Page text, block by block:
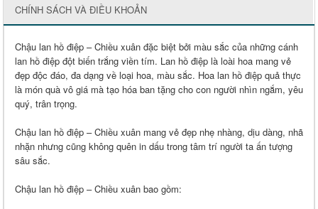
CHÍNH SÁCH VÀ ĐIỀU KHOẢN
Chậu lan hồ điệp – Chiều xuân đặc biệt bởi màu sắc của những cánh
lan hồ điệp đột biến trắng viền tím. Lan hồ điệp là loài hoa mang vẻ
đẹp độc đáo, đa dạng về loại hoa, màu sắc. Hoa lan hồ điệp quả thực
là món quà vô giá mà tạo hóa ban tặng cho con người nhìn ngắm, yêu
quý, trân trọng.
Chậu lan hồ điệp – Chiều xuân mang vẻ đẹp nhẹ nhàng, dịu dàng, nhã
nhặn nhưng cũng không quên in dấu trong tâm trí người ta ấn tượng
sâu sắc.
Chậu lan hồ điệp – Chiều xuân bao gồm: